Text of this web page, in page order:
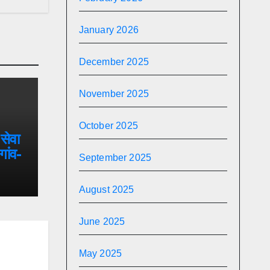
January 2026
December 2025
November 2025
October 2025
September 2025
August 2025
June 2025
May 2025